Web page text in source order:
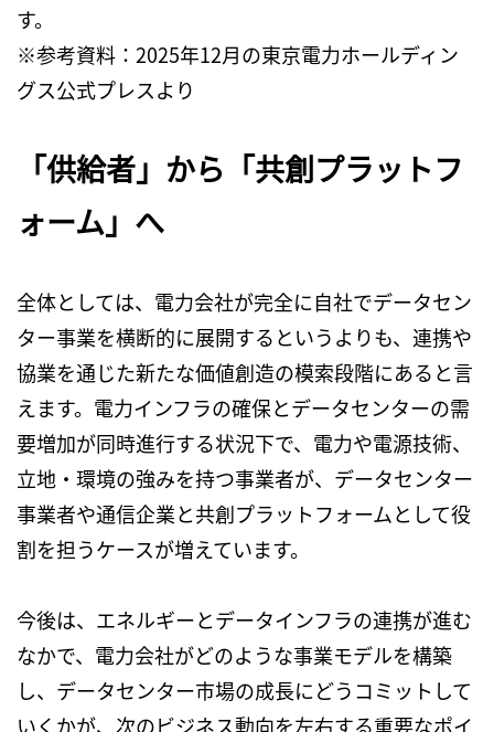
す。
※参考資料： 2025年12月の東京電力ホールディン
グス公式プレスより
「供給者」から「共創プラットフ
ォーム」へ
全体としては、電力会社が完全に自社でデータセン
ター事業を横断的に展開するというよりも、連携や
協業を通じた新たな価値創造の模索段階にあると言
えます。電力インフラの確保とデータセンターの需
要増加が同時進行する状況下で、電力や電源技術、
立地・環境の強みを持つ事業者が、データセンター
事業者や通信企業と共創プラットフォームとして役
割を担うケースが増えています。
今後は、エネルギーとデータインフラの連携が進む
なかで、電力会社がどのような事業モデルを構築
し、データセンター市場の成長にどうコミットして
いくかが、次のビジネス動向を左右する重要なポイ